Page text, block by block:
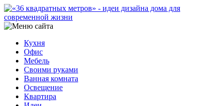
Кухня
Офис
Мебель
Своими руками
Ванная комната
Освещение
Квартира